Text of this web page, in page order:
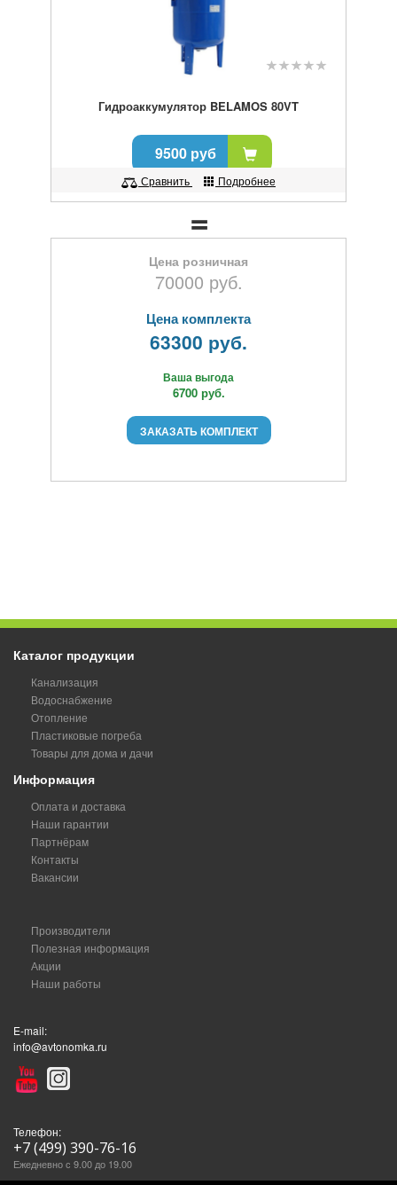
Гидроаккумулятор BELAMOS 80VT
9500 руб
Сравнить Подробнее
Цена розничная
70000 руб.
Цена комплекта
63300 руб.
Ваша выгода
6700 руб.
ЗАКАЗАТЬ КОМПЛЕКТ
Каталог продукции
Канализация
Водоснабжение
Отопление
Пластиковые погреба
Товары для дома и дачи
Информация
Оплата и доставка
Наши гарантии
Партнёрам
Контакты
Вакансии
Производители
Полезная информация
Акции
Наши работы
E-mail:
info@avtonomka.ru
Телефон:
+7 (499) 390-76-16
Ежедневно с 9.00 до 19.00